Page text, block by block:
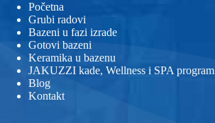
Početna
Grubi radovi
Bazeni u fazi izrade
Gotovi bazeni
Keramika u bazenu
JAKUZZI kade, Wellness i SPA program
Blog
Kontakt